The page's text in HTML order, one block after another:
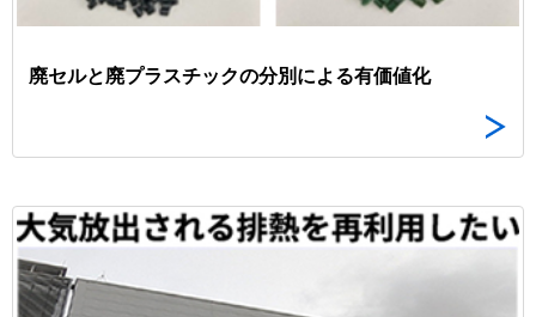
廃セルと廃プラスチックの分別による有価値化